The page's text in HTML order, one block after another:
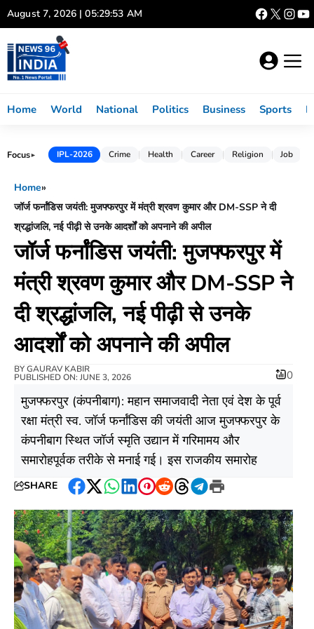
Skip
to
content
August 7, 2026 | 05:29:53 AM
Home World National Politics Business Sports
Focus► IPL-2026 Crime Health Career Religion Job
Home»
जॉर्ज फर्नांडिस जयंती: मुजफ्फरपुर में मंत्री श्रवण कुमार और DM-SSP ने दी
श्रद्धांजलि, नई पीढ़ी से उनके आदर्शों को अपनाने की अपील
जॉर्ज फर्नांडिस जयंती: मुजफ्फरपुर में
मंत्री श्रवण कुमार और DM-SSP ने
दी श्रद्धांजलि, नई पीढ़ी से उनके
आदर्शों को अपनाने की अपील
BYGAURAV KABIR
PUBLISHED ON: JUNE 3, 2026 0
​मुजफ्फरपुर (कंपनीबाग): महान समाजवादी नेता एवं देश के पूर्व
रक्षा मंत्री स्व. जॉर्ज फर्नांडिस की जयंती आज मुजफ्फरपुर के
कंपनीबाग स्थित जॉर्ज स्मृति उद्यान में गरिमामय और
समारोहपूर्वक तरीके से मनाई गई। इस राजकीय समारोह
SHARE
Facebook
Twitter
WhatsApp
LinkedIn
Pinterest
RedditThreads
Telegram
Print